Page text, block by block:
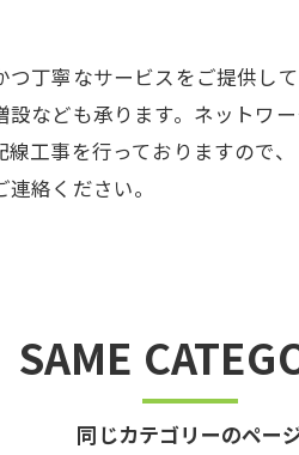
丁寧なサービスをご提供し
なども承ります。ネットワ
工事を行っておりますので
絡ください。
同じカテゴリーのペー
SAME